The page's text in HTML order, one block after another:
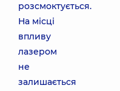
розсмоктується.
На місці
впливу
лазером
не
залишається